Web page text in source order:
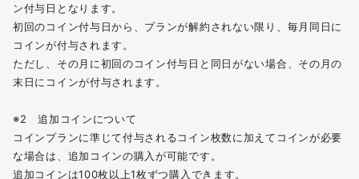
ン付与日となります。
初回のコイン付与日から、プランが解約されない限り、毎月同日に
コインが付与されます。
ただし、その月に初回のコイン付与日と同日がない場合、その月の
末日にコインが付与されます。
※2 追加コインについて
コインプランに準じて付与されるコイン枚数に加えてコインが必要
な場合は、追加コインの購入が可能です。
追加コインは100枚以上1枚ずつ購⼊できます。